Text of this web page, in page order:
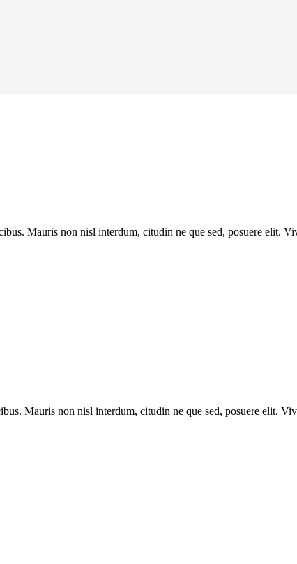
Mauris non nisl interdum, citudin ne que sed, posuere elit.
Mauris non nisl interdum, citudin ne que sed, posuere elit.